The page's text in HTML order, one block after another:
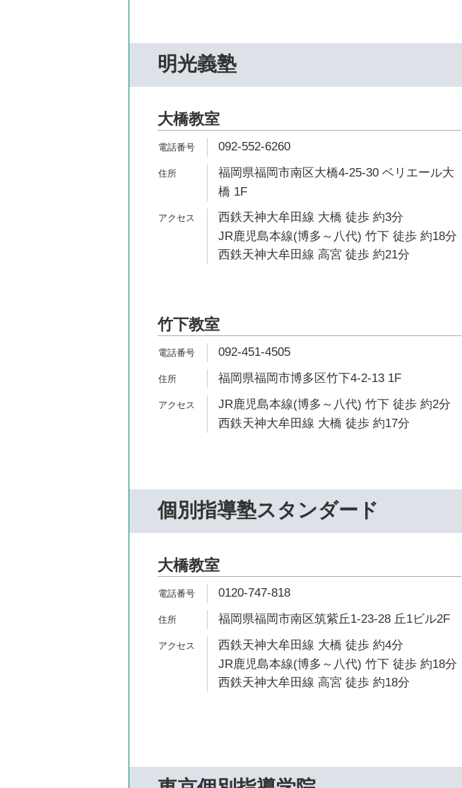
明光義塾
大橋教室
092-552-6260
福岡県福岡市南区大橋4-25-30 ベリエール大
橋 1F
西鉄天神大牟田線 大橋 徒歩 約3分
JR鹿児島本線(博多～八代) 竹下 徒歩 約18分
西鉄天神大牟田線 高宮 徒歩 約21分
竹下教室
092-451-4505
福岡県福岡市博多区竹下4-2-13 1F
JR鹿児島本線(博多～八代) 竹下 徒歩 約2分
西鉄天神大牟田線 大橋 徒歩 約17分
個別指導塾スタンダード
大橋教室
0120-747-818
福岡県福岡市南区筑紫丘1-23-28 丘1ビル2F
西鉄天神大牟田線 大橋 徒歩 約4分
JR鹿児島本線(博多～八代) 竹下 徒歩 約18分
西鉄天神大牟田線 高宮 徒歩 約18分